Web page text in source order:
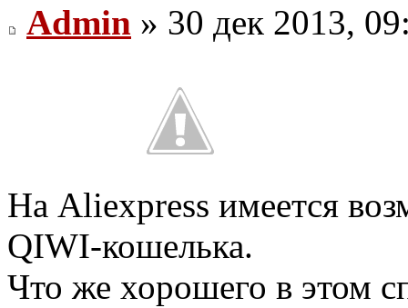
Admin » 30 дек 2013,
На Aliexpress имеется
QIWI-кошелька.
Что же хорошего в этом